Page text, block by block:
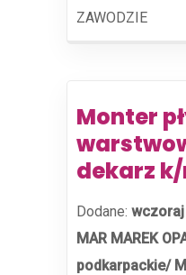
ZAWODZIE
Monter
dekarz
Dodane: wczoraj
MAR MAREK
podkarpackie/